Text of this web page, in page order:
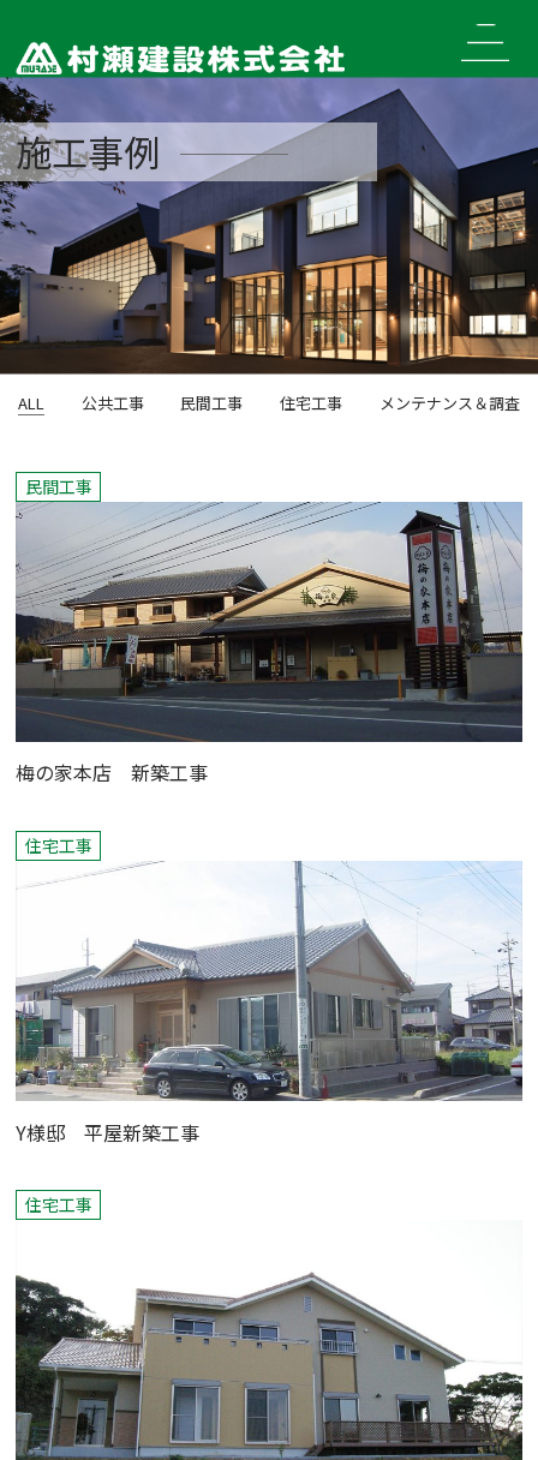
content
施工事例
ALL 公共工事 民間工事 住宅工事 メンテナンス＆調査
民間工事
梅の家本店 新築工事
住宅工事
Y様邸 平屋新築工事
住宅工事